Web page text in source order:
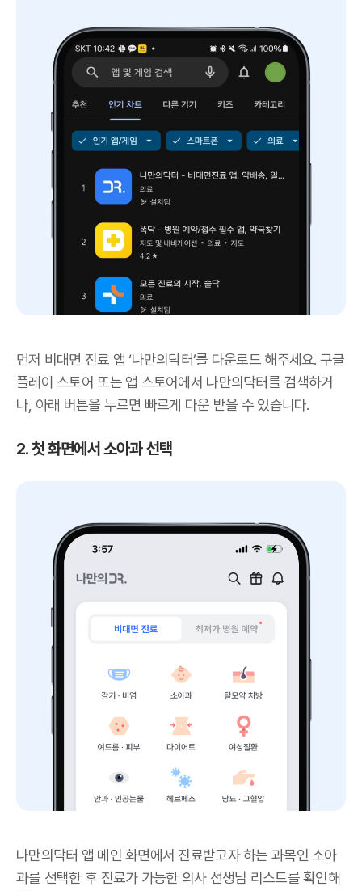
먼저 비대면 진료 앱 ‘나만의닥터’를 다운로드 해주세요. 구글
플레이 스토어 또는 앱 스토어에서 나만의닥터를 검색하거
나, 아래 버튼을 누르면 빠르게 다운 받을 수 있습니다.
2. 첫 화면에서 소아과 선택
나만의닥터 앱 메인 화면에서 진료받고자 하는 과목인 소아
과를 선택한 후 진료가 가능한 의사 선생님 리스트를 확인해